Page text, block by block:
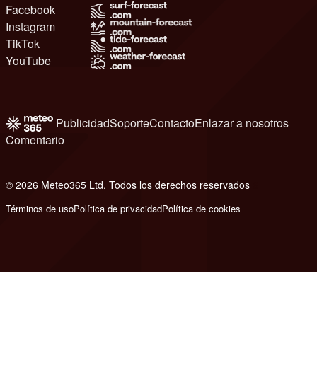
Facebook
Instagram
TikTok
YouTube
PublicidadSoporteContactoEnlazar a nosotros
Comentario
© 2026 Meteo365 Ltd. Todos los derechos reservados
Términos de usoPolítica de privacidadPolítica de cookies